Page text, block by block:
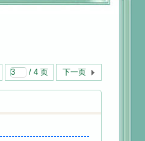
/ 4 页 下一页